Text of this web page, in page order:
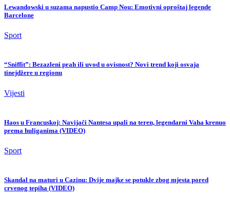
Lewandowski u suzama napustio Camp Nou: Emotivni oproštaj legende
Barcelone
Sport
“Sniffit”: Bezazleni prah ili uvod u ovisnost? Novi trend koji osvaja
tinejdžere u regionu
Vijesti
Haos u Francuskoj: Navijači Nantesa upali na teren, legendarni Vaha krenuo
prema huliganima (VIDEO)
Sport
Skandal na maturi u Cazinu: Dvije majke se potukle zbog mjesta pored
crvenog tepiha (VIDEO)